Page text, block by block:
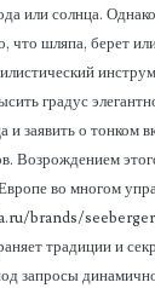
или солнца.
что шляпа, берет
градус
и заявить о тонком
Возрождением
во многом
brands/
традиции и
запросы